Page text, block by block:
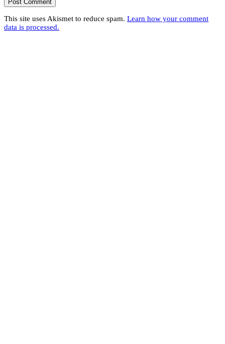
This site uses Akismet to reduce spam. Learn how your comment
data is processed.